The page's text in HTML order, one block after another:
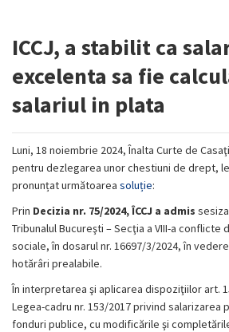
ICCJ, a stabilit ca
excelenta sa fie
salariul in plata
Luni, 18 noiembrie 2024, Înalta Curte de
pentru dezlegarea unor chestiuni de drept,
pronunțat următoarea soluție:
Prin Decizia nr. 75/2024, ÎCCJ a admis
Tribunalul Bucureşti – Secţia a VIII-a conflicte
sociale, în dosarul nr. 16697/3/2024, în
hotărâri prealabile.
În interpretarea şi aplicarea dispoziţiilor art.
Legea-cadru nr. 153/2017 privind salarizarea
fonduri publice, cu modificările şi